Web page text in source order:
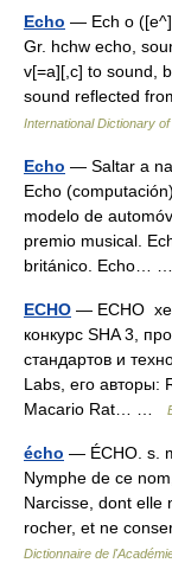
Echo — Ech o
Gr. hchw echo,
v[=a][,c] to sound,
sound reflected
International Dictionary of
Echo — Saltar a
Echo
modelo de
premio musical.
británico. Echo…
ECHO — ECHO
конкурс SHA 3,
стандартов и
Labs, его авторы:
Macario Rat… …
écho — ÉCHO. s.
Nymphe de ce
Narcisse, dont elle
rocher, et ne
Dictionnaire de